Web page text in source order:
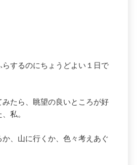
らするのにちょうどよい１日で
みたら、眺望の良いところが好
私。
、山に行くか、色々考えあぐ